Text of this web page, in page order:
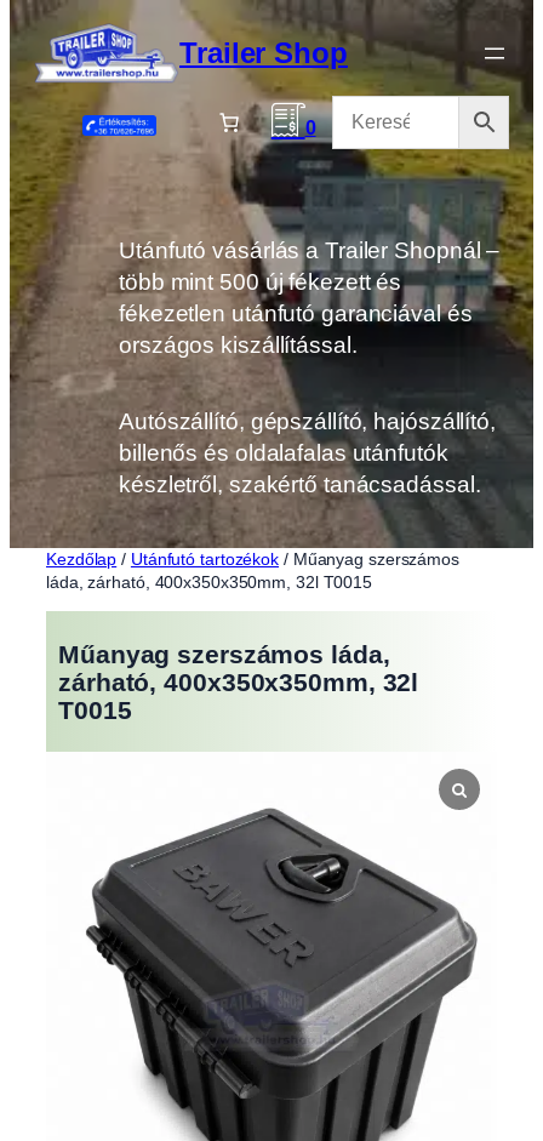
Ugrás
a
tartalomhoz
Trailer Shop
0
Utánfutó vásárlás a Trailer Shopnál –
több mint 500 új fékezett és
fékezetlen utánfutó garanciával és
országos kiszállítással.
Autószállító, gépszállító, hajószállító,
billenős és oldalafalas utánfutók
készletről, szakértő tanácsadással.
Kezdőlap / Utánfutó tartozékok / Műanyag szerszámos
láda, zárható, 400x350x350mm, 32l T0015
Műanyag szerszámos láda,
zárható, 400x350x350mm, 32l
T0015